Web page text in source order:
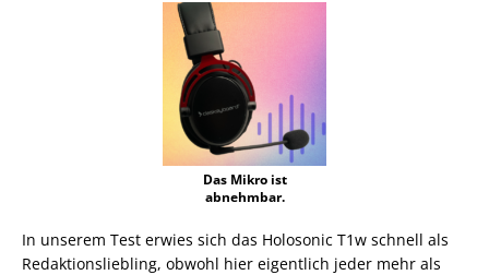
Das Mikro ist
abnehmbar.
In unserem Test erwies sich das Holosonic T1w schnell als
Redaktionsliebling, obwohl hier eigentlich jeder mehr als